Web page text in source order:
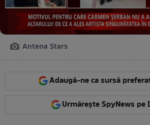
Antena Stars
Adaugă-ne ca sursă
Urmărește SpyNews pe